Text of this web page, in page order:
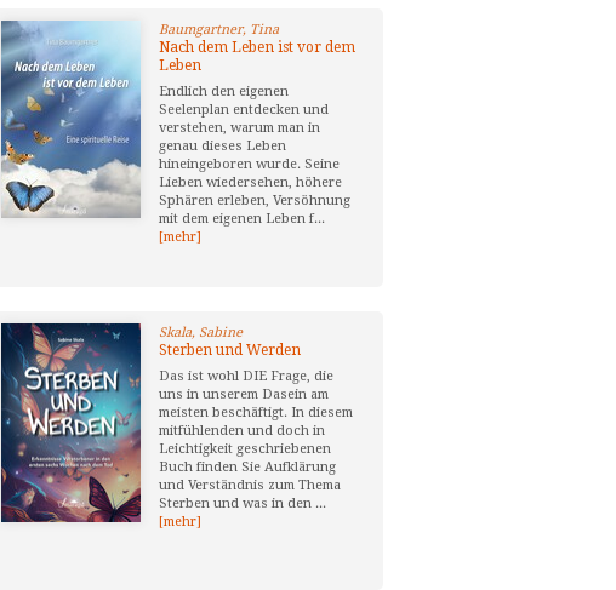
Baumgartner, Tina
Nach dem Leben ist vor dem
Leben
Endlich den eigenen
Seelenplan entdecken und
verstehen, warum man in
genau dieses Leben
hineingeboren wurde. Seine
Lieben wiedersehen, höhere
Sphären erleben, Versöhnung
mit dem eigenen Leben f...
[mehr]
Skala, Sabine
Sterben und Werden
Das ist wohl DIE Frage, die
uns in unserem Dasein am
meisten beschäftigt. In diesem
mitfühlenden und doch in
Leichtigkeit geschriebenen
Buch finden Sie Aufklärung
und Verständnis zum Thema
Sterben und was in den ...
[mehr]